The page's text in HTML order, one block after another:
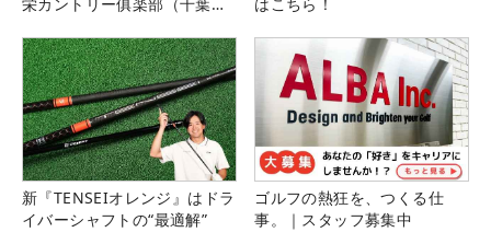
栄カントリー俱楽部（千葉
はこちら！
新『TENSEIオレンジ』はドラ
イバーシャフトの“最適解”
ゴルフの熱狂を、つくる仕
事。｜スタッフ募集中